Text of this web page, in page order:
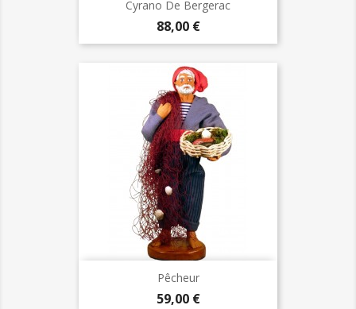
Cyrano De Bergerac
Prix
88,00 €
Pêcheur
Prix
59,00 €